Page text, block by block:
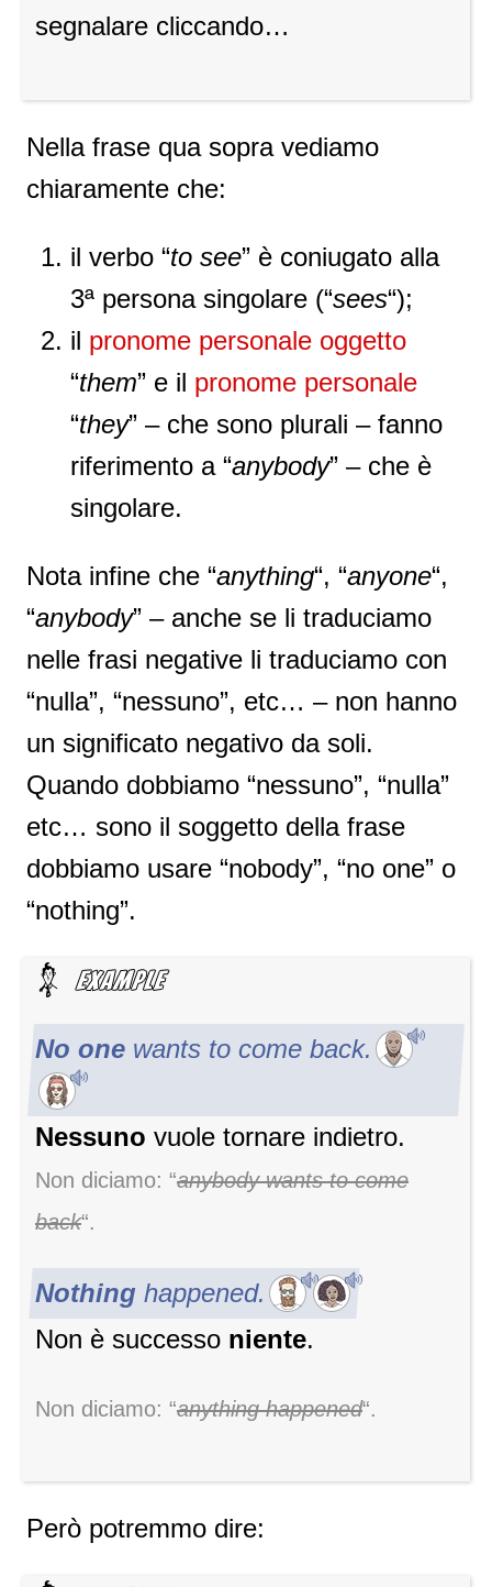
segnalare cliccando…
Nella frase qua sopra vediamo
chiaramente che:
il verbo “to see” è coniugato alla
3ª persona singolare (“sees“);
il pronome personale oggetto
“them” e il pronome personale
“they” – che sono plurali – fanno
riferimento a “anybody” – che è
singolare.
Nota infine che “anything“, “anyone“,
“anybody” – anche se li traduciamo
nelle frasi negative li traduciamo con
“nulla”, “nessuno”, etc… – non hanno
un significato negativo da soli.
Quando dobbiamo “nessuno”, “nulla”
etc… sono il soggetto della frase
dobbiamo usare “nobody”, “no one” o
“nothing”.
No one wants to come back.
Nessuno vuole tornare indietro.
Non diciamo: “anybody wants to come
back“.
Nothing happened.
Non è successo niente.
Non diciamo: “anything happened“.
Però potremmo dire: